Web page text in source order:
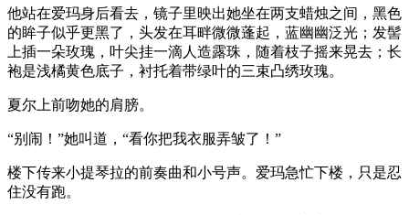
他站在爱玛身后看去，镜子里映出她坐在两支蜡烛之间，黑色
的眸子似乎更黑了，头发在耳畔微微蓬起，蓝幽幽泛光；发髻
上插一朵玫瑰，叶尖挂一滴人造露珠，随着枝子摇来晃去；长
袍是浅橘黄色底子，衬托着带绿叶的三束凸绣玫瑰。
夏尔上前吻她的肩膀。
“别闹！”她叫道，“看你把我衣服弄皱了！”
楼下传来小提琴拉的前奏曲和小号声。爱玛急忙下楼，只是忍
住没有跑。